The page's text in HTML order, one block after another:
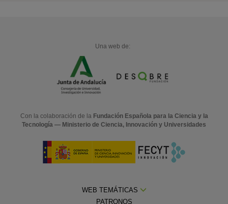
Una web de:
Con la colaboración de la Fundación Española para la Ciencia y la
Tecnología — Ministerio de Ciencia, Innovación y Universidades
WEB TEMÁTICAS
PATRONOS